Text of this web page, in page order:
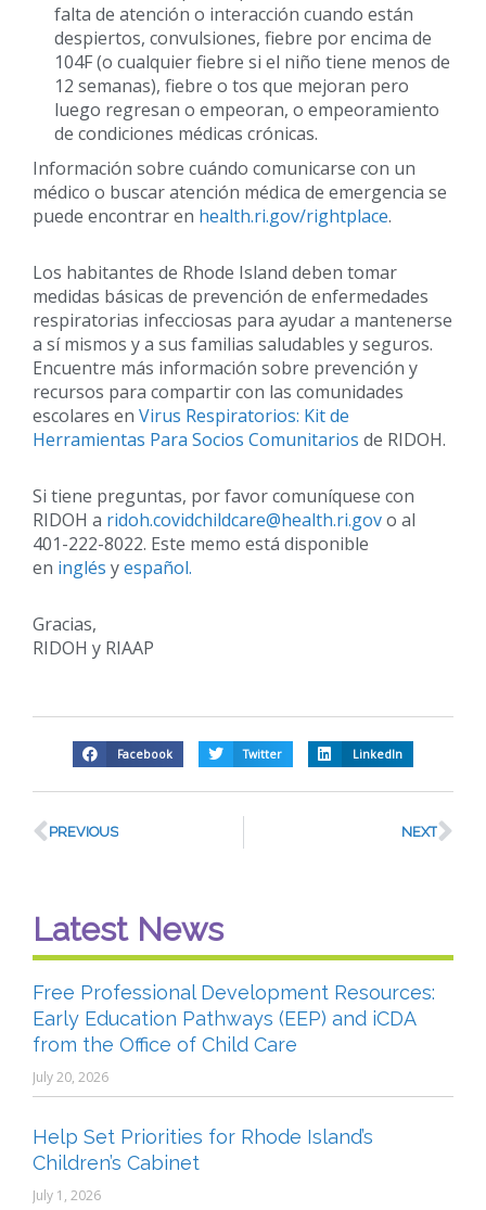
falta de atención o interacción cuando están
despiertos, convulsiones, fiebre por encima de
104F (o cualquier fiebre si el niño tiene menos de
12 semanas), fiebre o tos que mejoran pero
luego regresan o empeoran, o empeoramiento
de condiciones médicas crónicas.
Información sobre cuándo comunicarse con un
médico o buscar atención médica de emergencia se
puede encontrar en health.ri.gov/rightplace.
Los habitantes de Rhode Island deben tomar
medidas básicas de prevención de enfermedades
respiratorias infecciosas para ayudar a mantenerse
a sí mismos y a sus familias saludables y seguros.
Encuentre más información sobre prevención y
recursos para compartir con las comunidades
escolares en Virus Respiratorios: Kit de
Herramientas Para Socios Comunitarios de RIDOH.
Si tiene preguntas, por favor comuníquese con
RIDOH a ridoh.covidchildcare@health.ri.govo al
401-222-8022. Este memo está disponible
en inglés yespañol.
Gracias,
RIDOH y RIAAP
Facebook Twitter LinkedIn
PREVIOUS NEXT
Latest News
Free Professional Development Resources:
Early Education Pathways (EEP) and iCDA
from the Office of Child Care
July 20, 2026
Help Set Priorities for Rhode Island’s
Children’s Cabinet
July 1, 2026